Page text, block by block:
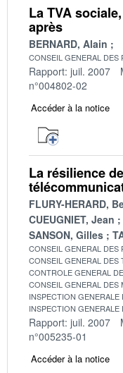
La TVA
après
BERNARD, Alain
CONSEIL GENERAL DES
Rapport: juil. 2007
n°004802-02
Accéder à la notice
La résilience
FLURY-HERARD,
CUEUGNIET, Jean
SANSON, Gilles
CONSEIL GENERAL DES
CONSEIL GENERAL DES
CONTROLE GENERAL
CONSEIL GENERAL DES
INSPECTION
INSPECTION
Rapport: juil. 2007
n°005235-01
Accéder à la notice